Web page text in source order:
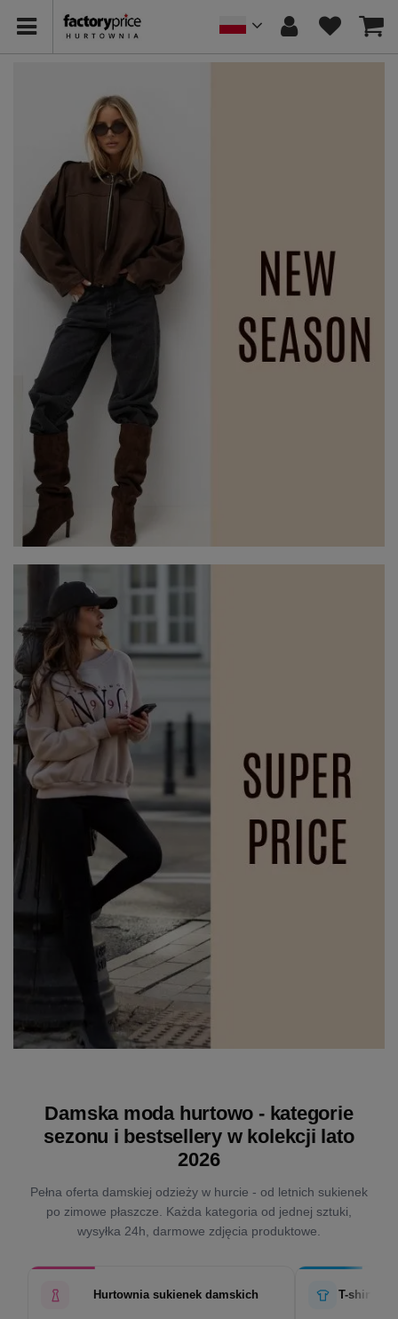
Damska moda hurtowo - kategorie
sezonu i bestsellery w kolekcji lato
2026
Pełna oferta damskiej odzieży w hurcie - od letnich sukienek
po zimowe płaszcze. Każda kategoria od jednej sztuki,
wysyłka 24h, darmowe zdjęcia produktowe.
Hurtownia sukienek damskich T-shirty